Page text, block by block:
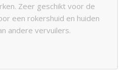
Zeer geschikt voor de
een rokershuid en huiden
andere vervuilers.